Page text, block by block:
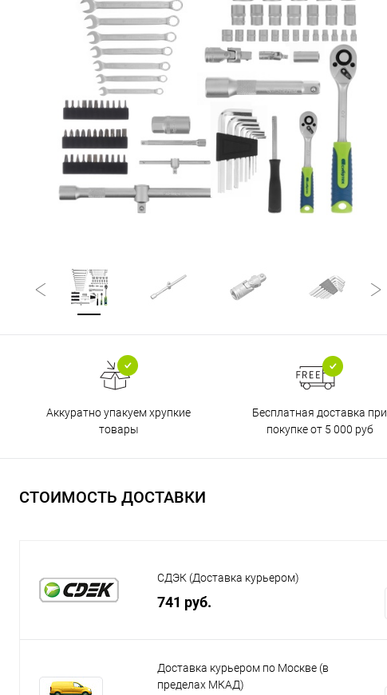
Аккуратно упакуем хрупкие
товары
Бесплатная доставка при
покупке от 5 000 руб
СТОИМОСТЬ ДОСТАВКИ
СДЭК (Доставка курьером)
741 руб.
Доставка курьером по Москве (в
пределах МКАД)